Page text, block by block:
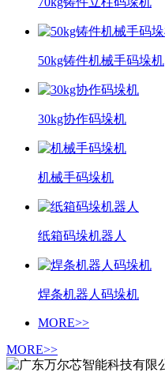
50kg铸件机械手码垛机
30kg协作码垛机
机械手码垛机
纸箱码垛机器人
焊条机器人码垛机
MORE>>
MORE>>